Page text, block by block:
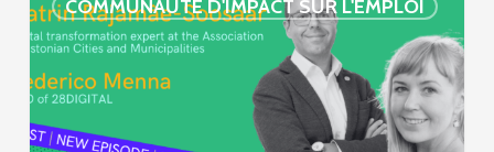
COMMUNAUTÉ D'IMPACT SUR L'EMPLOI
Simone »
épisode
:
villes